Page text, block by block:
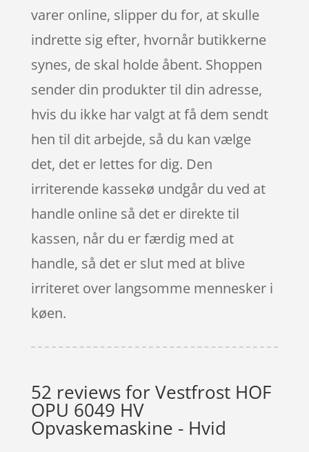
varer online, slipper du for, at skulle
indrette sig efter, hvornår butikkerne
synes, de skal holde åbent. Shoppen
sender din produkter til din adresse,
hvis du ikke har valgt at få dem sendt
hen til dit arbejde, så du kan vælge
det, det er lettes for dig. Den
irriterende kassekø undgår du ved at
handle online så det er direkte til
kassen, når du er færdig med at
handle, så det er slut med at blive
irriteret over langsomme mennesker i
køen.
52 reviews forVestfrost HOF
OPU 6049 HV
Opvaskemaskine - Hvid